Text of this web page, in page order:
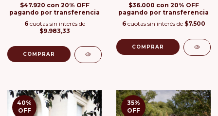
$47.920 con 20% OFF
pagando por transferencia
6 cuotas sin interés de
$9.983,33
COMPRAR
$36.000 con 20% OFF
pagando por transferencia
6 cuotas sin interés de $7.500
COMPRAR
40%
OFF
35%
OFF